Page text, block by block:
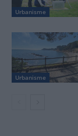
Urbanisme
Urbanisme